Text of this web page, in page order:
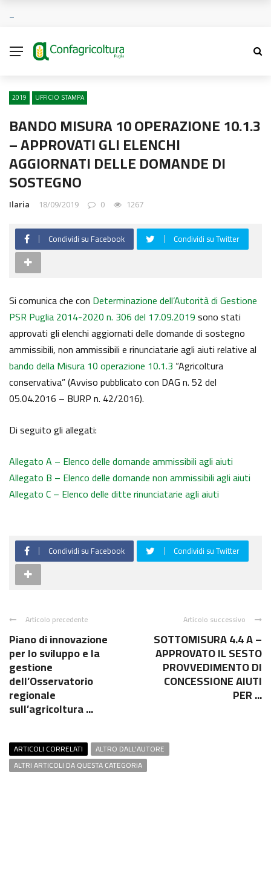
2019 UFFICIO STAMPA
BANDO MISURA 10 OPERAZIONE 10.1.3
– APPROVATI GLI ELENCHI
AGGIORNATI DELLE DOMANDE DI
SOSTEGNO
Ilaria 18/09/2019 0 1267
Condividi su Facebook Condividi su Twitter
Si comunica che con Determinazione dell’Autorità di Gestione
PSR Puglia 2014-2020 n. 306 del 17.09.2019sono stati
approvati gli elenchi aggiornati delle domande di sostegno
ammissibili, non ammissibili e rinunciatarie agli aiuti relative al
bando della Misura 10 operazione 10.1.3 “Agricoltura
conservativa” (Avviso pubblicato con DAG n. 52 del
05.04.2016 – BURP n. 42/2016).
Di seguito gli allegati:
Allegato A – Elenco delle domande ammissibili agli aiuti
Allegato B – Elenco delle domande non ammissibili agli aiuti
Allegato C – Elenco delle ditte rinunciatarie agli aiuti
Condividi su Facebook Condividi su Twitter
Articolo precedente
Piano di innovazione
per lo sviluppo e la
gestione
dell’Osservatorio
regionale
sull’agricoltura ...
Articolo successivo
SOTTOMISURA 4.4 A –
APPROVATO IL SESTO
PROVVEDIMENTO DI
CONCESSIONE AIUTI
PER ...
ARTICOLI CORRELATI
ALTRO DALL'AUTORE
ALTRI ARTICOLI DA QUESTA CATEGORIA